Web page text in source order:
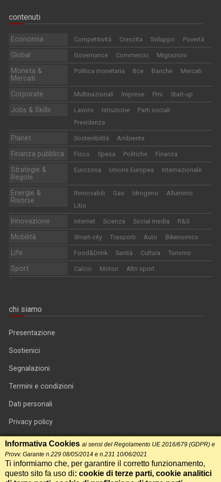
contenuti
Economia Competitività Crescita Sviluppo Povertà
Global Governance Commercio Migrazioni
Moneta &
Mercati
Politica monetaria Bce Banche Mercati
Corporate Multinazionali Imprese Pmi Start-up
Jobs & Skills Lavoro Istruzione
Parti sociali
Previdenza
Planet Sostenibilità Ambiente
Finanza pubblica Fisco Spesa Politiche Finanza
Strategie &
Regole
Eurozona Unione Europea Internazionale
Energie &
Risorse
Rinnovabili Gas Idrogeno
Alluminio
Litio
Innovazione Internet Scienza Social media R&S
Mobilità Smart-city Trasporti Auto Bikenomics
Life Food&Drink Sanità Cultura Turismo
Sport Calcio Motori Altri sport
chi siamo
Presentazione
Sostienici
Segnalazioni
Termini e condizioni
Dati personali
Privacy policy
Informativa cookie
RSS feed
RSS Top News
Informativa Cookies ai sensi del Regolamento UE 2016/679 (GDPR) e
Provv. Garante n.229 08/05/2014 e n.231 10/06/2021
Ti informiamo che, per garantire il corretto funzionamento,
questo sito fa uso di: cookie di terze parti, cookie analitici